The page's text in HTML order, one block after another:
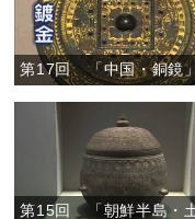
第17回 「中国・銅鏡